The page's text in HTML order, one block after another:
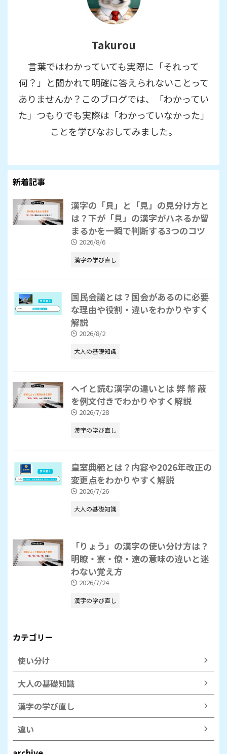
Takurou
言葉ではわかっていても実際に「それって
何？」と聞かれて明確に答えられないことって
ありませんか？このブログでは、「わかってい
た」つもりでも実際は「わかっていなかった」
ことを学びなおしてみました。
新着記事
漢字の「貝」と「見」の見分け方と
は？下が「貝」の漢字がハネるか留
まるかを一瞬で判断する3つのコツ
2026/8/6
漢字の学び直し
国民会議とは？国会があるのに必要
な理由や役割・違いをわかりやすく
解説
2026/8/2
大人の基礎知識
ヘイと読む漢字の違いとは 弊 幣 蔽
を例文付きでわかりやすく解説
2026/7/28
漢字の学び直し
皇室典範とは？内容や2026年改正の
変更点をわかりやすく解説
2026/7/26
大人の基礎知識
「りょう」の漢字の使い分け方は？
明瞭・寮・僚・遼の意味の違いと迷
わない覚え方
2026/7/24
漢字の学び直し
カテゴリー
使い分け
大人の基礎知識
漢字の学び直し
違い